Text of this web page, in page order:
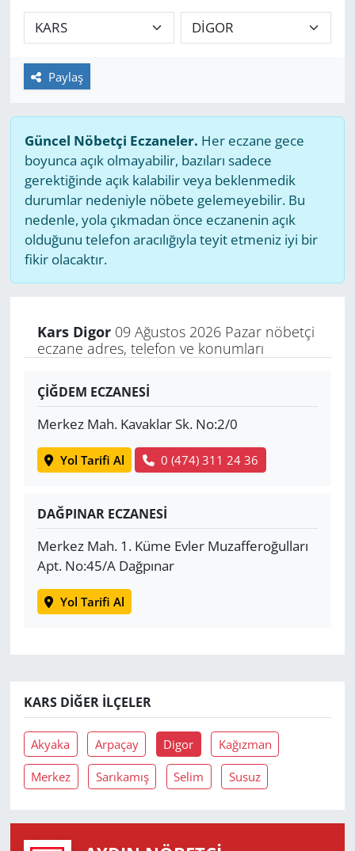
Paylaş
Güncel Nöbetçi Eczaneler. Her eczane gece
boyunca açık olmayabilir, bazıları sadece
gerektiğinde açık kalabilir veya beklenmedik
durumlar nedeniyle nöbete gelemeyebilir. Bu
nedenle, yola çıkmadan önce eczanenin açık
olduğunu telefon aracılığıyla teyit etmeniz iyi bir
fikir olacaktır.
Kars Digor09 Ağustos 2026 Pazar nöbetçi
eczane adres, telefon ve konumları
ÇİĞDEM ECZANESİ
Merkez Mah. Kavaklar Sk. No:2/0
Yol Tarifi Al 0 (474) 311 24 36
DAĞPINAR ECZANESİ
Merkez Mah. 1. Küme Evler Muzafferoğulları
Apt. No:45/A Dağpınar
Yol Tarifi Al
KARS DIĞER İLÇELER
Akyaka Arpaçay Digor Kağızman
Merkez Sarıkamış Selim Susuz
GÜNDEM
HABERDE İNSAN
MAGAZİN
POLİTİKA
RESMİ İLANLAR
SAĞLIK
SPOR
Yerel